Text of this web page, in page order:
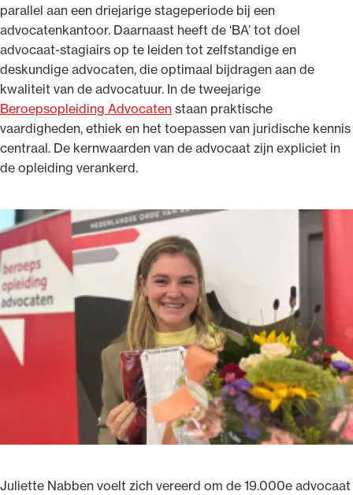
parallel aan een driejarige stageperiode bij een
advocatenkantoor. Daarnaast heeft de ‘BA’ tot doel
advocaat-stagiairs op te leiden tot zelfstandige en
deskundige advocaten, die optimaal bijdragen aan de
kwaliteit van de advocatuur. In de tweejarige
Beroepsopleiding Advocaten staan praktische
vaardigheden, ethiek en het toepassen van juridische kennis
centraal. De kernwaarden van de advocaat zijn expliciet in
de opleiding verankerd.
Juliette Nabben voelt zich vereerd om de 19.000e advocaat